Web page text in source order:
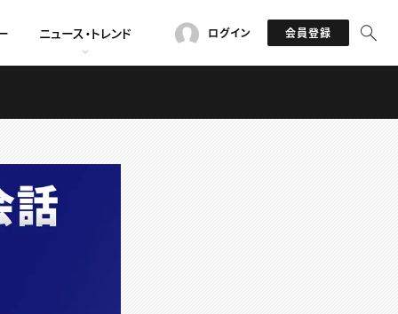
ニュース・トレンド ログイン 会員登録